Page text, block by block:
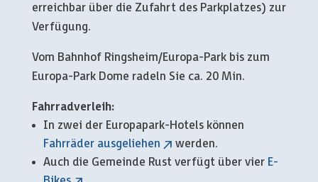
erreichbar über die Zufahrt des Parkplatzes) zur
Verfügung.
Vom Bahnhof Ringsheim/Europa-Park bis zum
Europa-Park Dome radeln Sie ca. 20 Min.
Fahrradverleih:
In zwei der Europapark-Hotels können
Fahrräder ausgeliehen
werden.
Auch die Gemeinde Rust verfügt über vier E-